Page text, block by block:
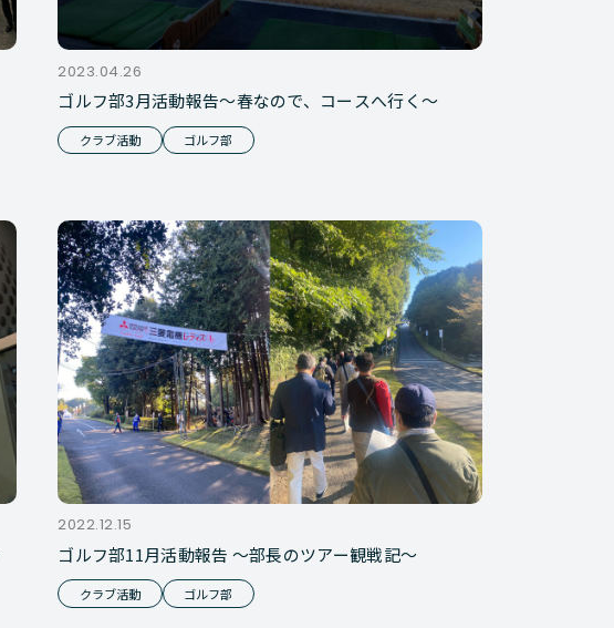
2023.04.26
ゴルフ部3月活動報告～春なので、コースへ行く～
クラブ活動 ゴルフ部
2022.12.15
ゴルフ部11月活動報告 ～部長のツアー観戦記～
クラブ活動 ゴルフ部